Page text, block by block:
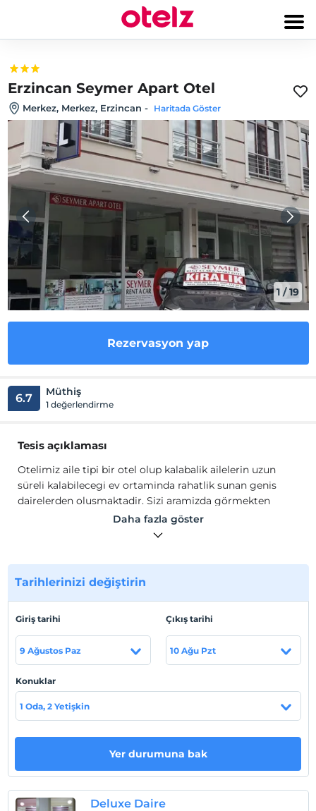
Erzincan Seymer Apart Otel
Merkez, Merkez, Erzincan - Haritada Göster
1 /19
Rezervasyon yap
6.7 Müthiş
1 değerlendirme
Tesis açıklaması
Otelimiz aile tipi bir otel olup kalabalik ailelerin uzun
süreli kalabilecegi ev ortaminda rahatlik sunan genis
dairelerden olusmaktadir. Sizi aramizda görmekten
mutluluk duyacagiz...
Otelimiz aile tipi bir otel olup kalabalik ailelerin uzun
dairelerden olusmaktadir. Sizi aramizda görmekten
mutluluk duyacagiz...
Tesis lokasyon bilgileri
Otelimiz sehir merkezinde bulunmaktadir, Hava
limani,otobüs terminaline ve tren garina uzaklik araçla 10
dk.'dir. ergan dagi kayak merkezi 5 km
En erken saat 12:00 ve sonrası
Daha fazla göster
Tarihlerinizi değiştirin
Giriş tarihi
9 Ağustos Paz
Çıkış tarihi
10 Ağu Pzt
Konuklar
1 Oda, 2 Yetişkin
Yer durumuna bak
Deluxe Daire